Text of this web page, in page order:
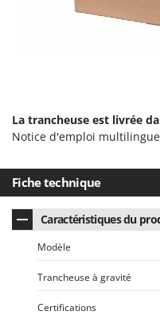
Shark
Silky
Simatech
Sirman
Skil
Smeg
Snapper
Solidur
La trancheuse est livrée
Notice d'emploi multilingue
Fiche technique
Caractéristiques du
Modèle
Trancheuse à gravité
Certifications